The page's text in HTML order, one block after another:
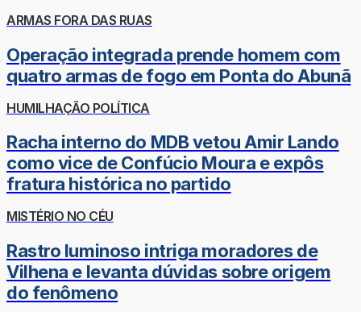
ARMAS FORA DAS RUAS
Operação integrada prende homem com
quatro armas de fogo em Ponta do Abunã
HUMILHAÇÃO POLÍTICA
Racha interno do MDB vetou Amir Lando
como vice de Confúcio Moura e expôs
fratura histórica no partido
MISTÉRIO NO CÉU
Rastro luminoso intriga moradores de
Vilhena e levanta dúvidas sobre origem
do fenômeno